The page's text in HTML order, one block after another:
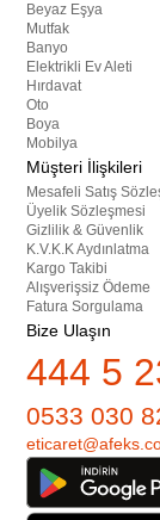
Beyaz Eşya
Mutfak
Banyo
Elektrikli Ev Aleti
Hırdavat
Oto
Boya
Mobilya
Müşteri İlişkileri
Mesafeli Satış
Üyelik Sözleşmesi
Gizlilik & Güvenlik
K.V.K.K Aydınlatma
Kargo Takibi
Alışverişsiz Ödeme
Fatura Sorgulama
Bize Ulaşın
444 5
0533 030